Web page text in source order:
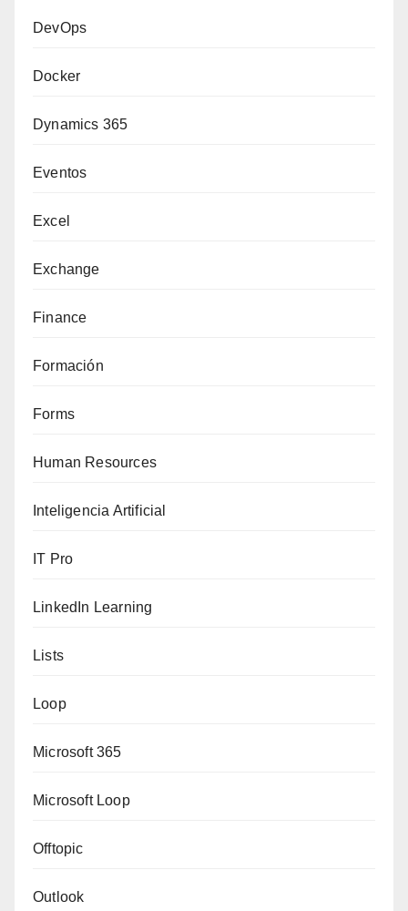
DevOps
Docker
Dynamics 365
Eventos
Excel
Exchange
Finance
Formación
Forms
Human Resources
Inteligencia Artificial
IT Pro
LinkedIn Learning
Lists
Loop
Microsoft 365
Microsoft Loop
Offtopic
Outlook